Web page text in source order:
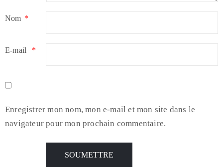
Nom *
E-mail *
Enregistrer mon nom, mon e-mail et mon site dans le
navigateur pour mon prochain commentaire.